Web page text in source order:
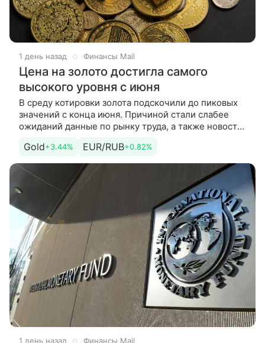
1 день назад Финансы Mail
Цена на золото достигла самого
высокого уровня с июня
В среду котировки золота подскочили до пиковых
значений с конца июня. Причиной стали слабее
ожиданий данные по рынку труда, а также новости
Ормузском проливе.
Gold+3.44% EUR/RUB+0.82%
1 день назад Финансы Mail